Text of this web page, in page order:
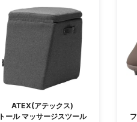
ATEX(アテックス)
トール マッサージスツール